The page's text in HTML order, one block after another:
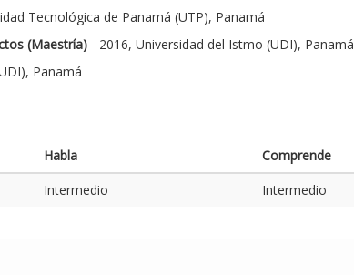
Tecnológica de Panamá (UTP), Panamá
(Maestría) - 2016, Universidad del Istmo (UDI), Panamá
Panamá
Habla
Comprende
Intermedio Intermedio